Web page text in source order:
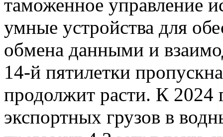
таможенное управление
умные устройства для
обмена данными и
14-й пятилетки
продолжит расти. К
экспортных грузов в